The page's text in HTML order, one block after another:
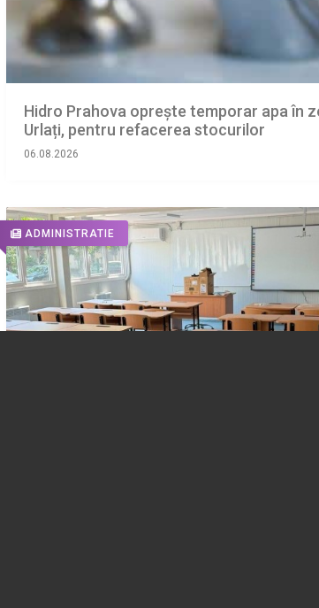
Hidro Prahova oprește temporar apa în
Urlați, pentru refacerea stocurilor
06.08.2026
ADMINISTRATIE